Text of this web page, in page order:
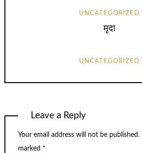
UNCATEGORIZED
मृदा
UNCATEGORIZED
Leave a Reply
Your email address will not be published.
marked *